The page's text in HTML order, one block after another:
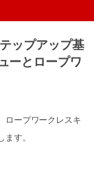
ップアップ基
ーとロープワ
ロープワークレスキ
す。